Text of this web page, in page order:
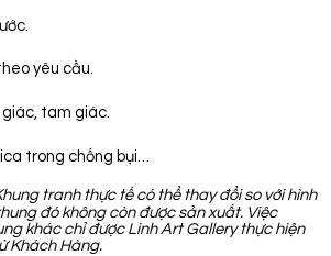
yêu cầu.
tam giác.
trong chống bụi…
tranh thực tế có thể thay đổi so với hình
đó không còn được sản xuất. Việc
khác chỉ được Linh Art Gallery thực hiện
Khách Hàng.